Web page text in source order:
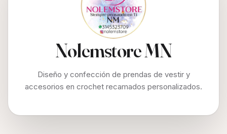
Nolemstore MN
Diseño y confección de prendas de vestir y
accesorios en crochet recamados personalizados.